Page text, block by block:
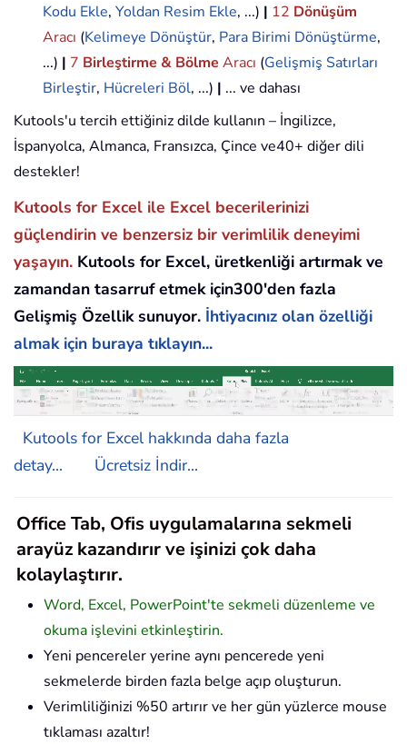
Kodu Ekle, Yoldan Resim Ekle, ...) | 12 Dönüşüm
Aracı (Kelimeye Dönüştür, Para Birimi Dönüştürme,
...) | 7 Birleştirme & Bölme Aracı (Gelişmiş Satırları
Birleştir, Hücreleri Böl, ...) | ... ve dahası
Kutools'u tercih ettiğiniz dilde kullanın – İngilizce,
İspanyolca, Almanca, Fransızca, Çince ve40+ diğer dili
destekler!
Kutools for Excel ile Excel becerilerinizi
güçlendirin ve benzersiz bir verimlilik deneyimi
yaşayın. Kutools for Excel, üretkenliği artırmak ve
zamandan tasarruf etmek için300'den fazla
Gelişmiş Özellik sunuyor. İhtiyacınız olan özelliği
almak için buraya tıklayın...
Kutools for Excel hakkında daha fazla
detay...
Ücretsiz İndir...
Office Tab, Ofis uygulamalarına sekmeli
arayüz kazandırır ve işinizi çok daha
kolaylaştırır.
Word, Excel, PowerPoint'te sekmeli düzenleme ve
okuma işlevini etkinleştirin.
Yeni pencereler yerine aynı pencerede yeni
sekmelerde birden fazla belge açıp oluşturun.
Verimliliğinizi %50 artırır ve her gün yüzlerce mouse
tıklaması azaltır!